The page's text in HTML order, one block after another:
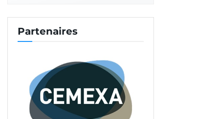
encore plus attractive, avec une formulation
permettant de s’affranchir de la pulvérisation d’un
viscosité pour améliorer l’agrément de mise en
œuvre. »De nouvelles propositions de matériaux,
qui doivent permettre à CemFluid d’étendre son
implantation géographique. Et ainsi de densifier sa
place sur le marché.
Partenaires